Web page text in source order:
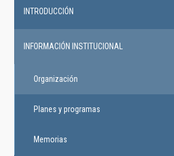
la
navegación
INTRODUCCIÓN
INFORMACIÓN INSTITUCIONAL
Organización
Planes y programas
Memorias